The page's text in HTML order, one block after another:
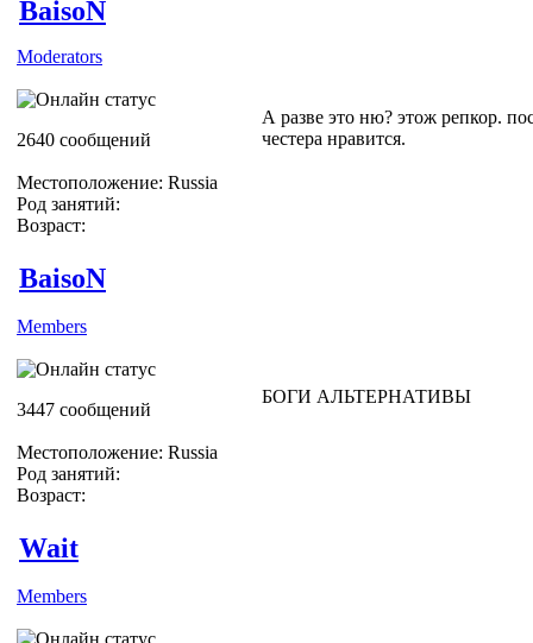
BaisoN
Moderators
2640 сообщений
Местоположение: Russia
Род занятий:
Возраст:
А разве это ню? этож репкор.
честера нравится.
BaisoN
Members
3447 сообщений
Местоположение: Russia
Род занятий:
Возраст:
БОГИ АЛЬТЕРНАТИВЫ
Wait
Members